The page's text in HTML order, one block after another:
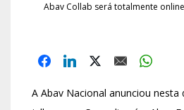
Abav Collab será totalmente
A Abav Nacional anunciou nesta